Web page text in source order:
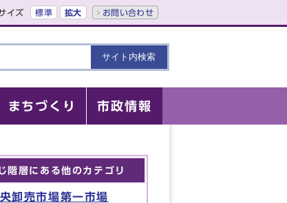
イズ 標準 拡大 お問い合わせ
まちづくり 市政情報
階層にある他のカテゴリ
卸売市場第一市場